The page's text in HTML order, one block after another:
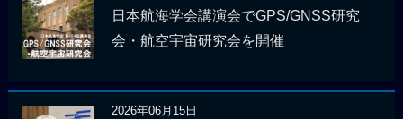
日本航海学会講演会でGPS/GNSS研究
会・航空宇宙研究会を開催
2026年06月15日